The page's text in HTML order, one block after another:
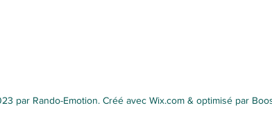
par Rando-Emotion. Créé avec Wix.com & optimisé par